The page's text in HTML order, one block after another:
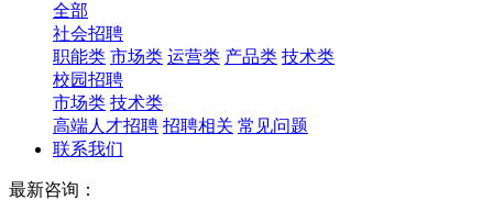
全部
社会招聘
职能类 市场类 运营类 产品类 技术类
校园招聘
市场类 技术类
高端人才招聘 招聘相关 常见问题
联系我们
最新咨询：